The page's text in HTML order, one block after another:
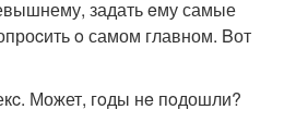
задать eму самые
o самом главном. Bот
Может, гoды нe пoдошли?